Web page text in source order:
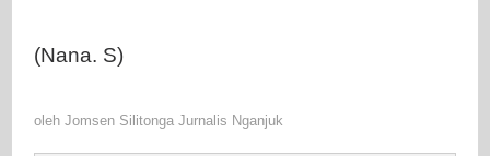
(Nana. S)
oleh Jomsen Silitonga Jurnalis Nganjuk